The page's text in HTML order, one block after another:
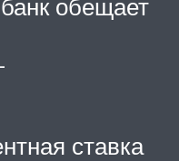
обещает
ставка